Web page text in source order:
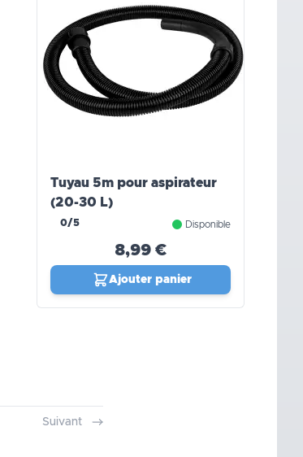
Tuyau 5m pour aspirateur
(20-30 L)
0/5 Disponible
8,99 €
Ajouter panier
Suivant